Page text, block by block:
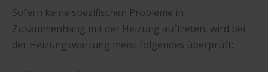
Sofern keine spezifischen Probleme in
Zusammenhang mit der Heizung auftreten, wird bei
der Heizungswartung meist folgendes überprüft: